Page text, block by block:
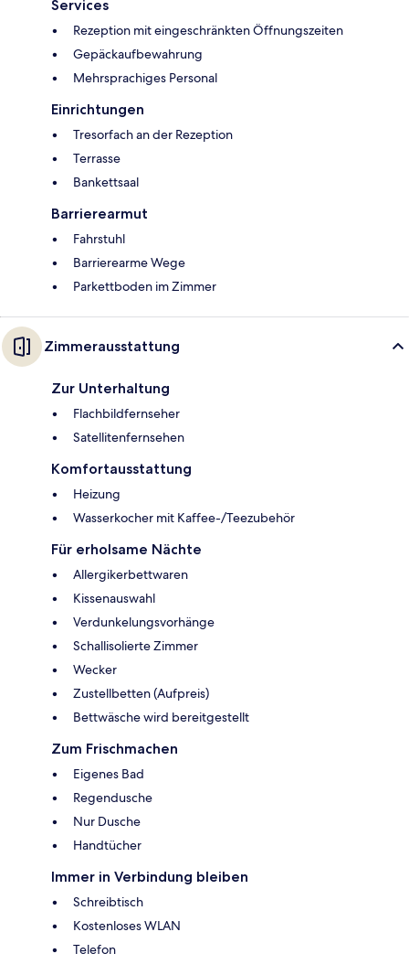
Services
Rezeption mit eingeschränkten Öffnungszeiten
Gepäckaufbewahrung
Mehrsprachiges Personal
Einrichtungen
Tresorfach an der Rezeption
Terrasse
Bankettsaal
Barrierearmut
Fahrstuhl
Barrierearme Wege
Parkettboden im Zimmer
Zimmerausstattung
Zur Unterhaltung
Flachbildfernseher
Satellitenfernsehen
Komfortausstattung
Heizung
Wasserkocher mit Kaffee-/Teezubehör
Für erholsame Nächte
Allergikerbettwaren
Kissenauswahl
Verdunkelungsvorhänge
Schallisolierte Zimmer
Wecker
Zustellbetten (Aufpreis)
Bettwäsche wird bereitgestellt
Zum Frischmachen
Eigenes Bad
Regendusche
Nur Dusche
Handtücher
Immer in Verbindung bleiben
Schreibtisch
Kostenloses WLAN
Telefon